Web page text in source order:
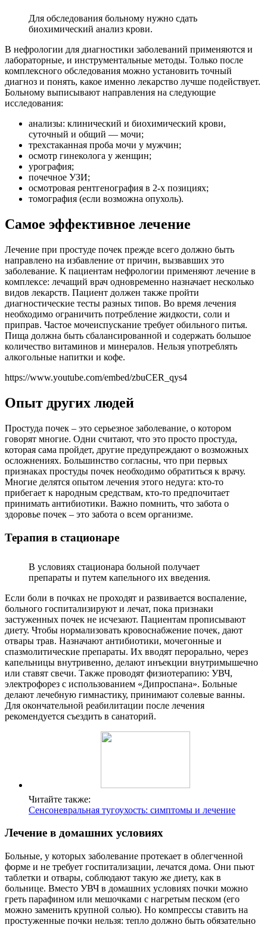
Для обследования больному нужно сдать
биохимический анализ крови.
В нефрологии для диагностики заболеваний применяются и
лабораторные, и инструментальные методы. Только после
комплексного обследования можно установить точный
диагноз и понять, какое именно лекарство лучше подействует.
Больному выписывают направления на следующие
исследования:
анализы: клинический и биохимический крови,
суточный и общий — мочи;
трехстаканная проба мочи у мужчин;
осмотр гинеколога у женщин;
урография;
почечное УЗИ;
осмотровая рентгенография в 2-х позициях;
томография (если возможна опухоль).
Самое эффективное лечение
Лечение при простуде почек прежде всего должно быть
направлено на избавление от причин, вызвавших это
заболевание. К пациентам нефрологии применяют лечение в
комплексе: лечащий врач одновременно назначает несколько
видов лекарств. Пациент должен также пройти
диагностические тесты разных типов. Во время лечения
необходимо ограничить потребление жидкости, соли и
приправ. Частое мочеиспускание требует обильного питья.
Пища должна быть сбалансированной и содержать большое
количество витаминов и минералов. Нельзя употреблять
алкогольные напитки и кофе.
https://www.youtube.com/embed/zbuCER_qys4
Опыт других людей
Простуда почек – это серьезное заболевание, о котором
говорят многие. Одни считают, что это просто простуда,
которая сама пройдет, другие предупреждают о возможных
осложнениях. Большинство согласны, что при первых
признаках простуды почек необходимо обратиться к врачу.
Многие делятся опытом лечения этого недуга: кто-то
прибегает к народным средствам, кто-то предпочитает
принимать антибиотики. Важно помнить, что забота о
здоровье почек – это забота о всем организме.
Терапия в стационаре
В условиях стационара больной получает
препараты и путем капельного их введения.
Если боли в почках не проходят и развивается воспаление,
больного госпитализируют и лечат, пока признаки
застуженных почек не исчезают. Пациентам прописывают
диету. Чтобы нормализовать кровоснабжение почек, дают
отвары трав. Назначают антибиотики, мочегонные и
спазмолитические препараты. Их вводят перорально, через
капельницы внутривенно, делают инъекции внутримышечно
или ставят свечи. Также проводят физиотерапию: УВЧ,
электрофорез с использованием «Дипроспана». Больные
делают лечебную гимнастику, принимают солевые ванны.
Для окончательной реабилитации после лечения
рекомендуется съездить в санаторий.
Читайте также:
Сенсоневральная тугоухость: симптомы и лечение
Лечение в домашних условиях
Больные, у которых заболевание протекает в облегченной
форме и не требует госпитализации, лечатся дома. Они пьют
таблетки и отвары, соблюдают такую же диету, как в
больнице. Вместо УВЧ в домашних условиях почки можно
греть парафином или мешочками с нагретым песком (его
можно заменить крупной солью). Но компрессы ставить на
простуженные почки нельзя: тепло должно быть обязательно